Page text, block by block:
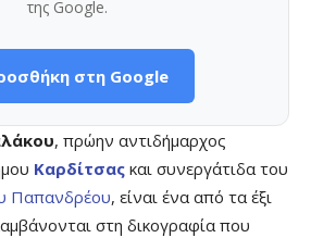
της Google.
στη Google
, πρώην αντιδήμαρχος
Καρδίτσας και συνεργάτιδα του
Παπανδρέου, είναι ένα από τα έξι
στη δικογραφία που